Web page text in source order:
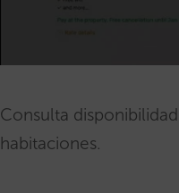
Consulta
habitaciones.